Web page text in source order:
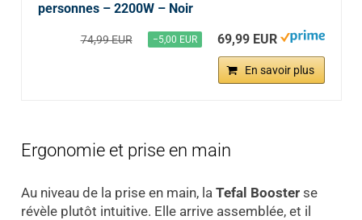
personnes – 2200W – Noir
74,99 EUR −5,00 EUR 69,99 EUR
En savoir plus
Ergonomie et prise en main
Au niveau de la prise en main, la Tefal Boosterse
révèle plutôt intuitive. Elle arrive assemblée, et il